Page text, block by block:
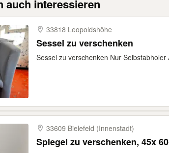
auch interessieren
33818 Leopoldshöhe
Sessel zu verschenken
Sessel zu verschenken Nur
33609 Bielefeld (Innenstadt)
Spiegel zu verschenken, 45x